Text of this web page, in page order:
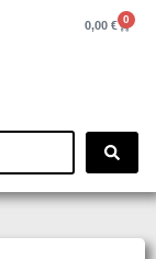
0,00 € 0